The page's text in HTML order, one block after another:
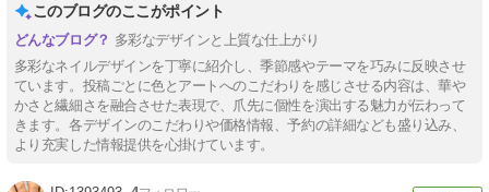
このブログのここがポイント
多彩なデザインと上質な仕上がり
多彩なネイルデザインを丁寧に紹介し、季節感やテーマを巧みに反映させ
ています。投稿ごとに色とアートへのこだわりを感じさせる内容は、華や
かさと繊細さを融合させた表現で、爪先に個性を演出する魅力が伝わって
きます。各デザインのこだわりや価格情報、予約の詳細なども盛り込み、
より充実した情報提供を心掛けています。